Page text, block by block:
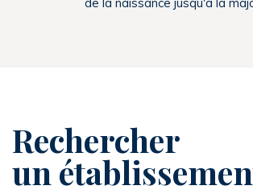
Rechercher
un